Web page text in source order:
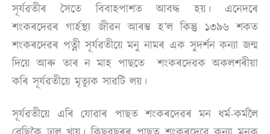
সূৰ্যৱতীৰ সৈতে বিবাহপাশত আবদ্ধ হয়। এনেদৰে
শংকৰদেৱৰ গাৰ্হস্থ্য জীৱন আৰম্ভ হ’ল কিন্তু ১৩৯৬ শকত
শংকৰদেৱৰ পত্নী সূৰ্যৱতীয়ে মনু নামৰ এক সুদৰ্শন কন্যা জন্ম
দিয়ে আৰু তাৰ ন মাহ পাছতে শংকৰদেৱক অকলশৰীয়া
কৰি সূৰ্যৱতীয়ে মৃত্যুক সাৱটি লয়।
সূৰ্যৱতীয়ে এৰি যোৱাৰ পাছত শংকৰদেৱৰ মন ধৰ্ম-কৰ্মলৈ